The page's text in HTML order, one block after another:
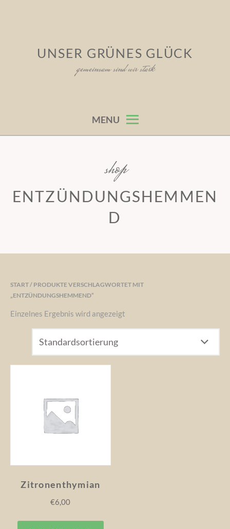
UNSER GRÜNES GLÜCK
gemeinsam sind wir stark
MENU
shop
ENTZÜNDUNGSHEMMEN
D
START/ PRODUKTE VERSCHLAGWORTET MIT
„ENTZÜNDUNGSHEMMEND“
Einzelnes Ergebnis wird angezeigt
Zitronenthymian
€6,00